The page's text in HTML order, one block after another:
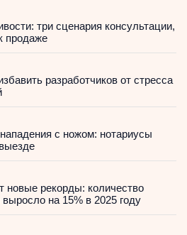
три сценария консультации,
продаже
разработчиков от стресса
с ножом: нотариусы
новые рекорды: количество
на 15% в 2025 году